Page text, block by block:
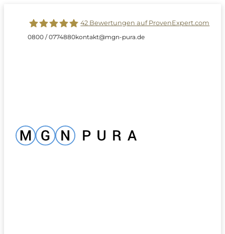
42 Bewertungen auf ProvenExpert.com
0800 / 0774880kontakt@mgn-pura.de